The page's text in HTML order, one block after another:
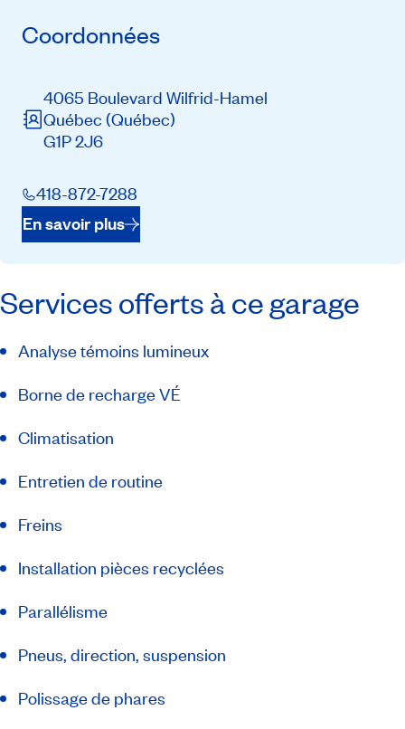
Coordonnées
4065 Boulevard Wilfrid-Hamel
Québec (Québec)
G1P 2J6
418-872-7288
En savoir plus
Services offerts à ce garage
Analyse témoins lumineux
Borne de recharge VÉ
Climatisation
Entretien de routine
Freins
Installation pièces recyclées
Parallélisme
Pneus, direction, suspension
Polissage de phares